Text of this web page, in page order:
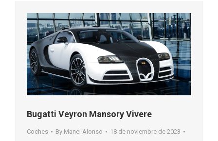
Bugatti Veyron Mansory Vivere
Coches By Manel Alonso
18 de noviembre de 2023